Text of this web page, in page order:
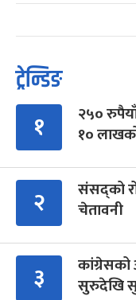
ट्रेन्डिङ
१
२५०
१०
२
संसद्को
चेतावनी
३
कांग्रेसको
सुरुदेखि